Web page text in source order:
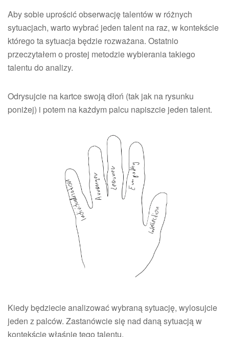
Aby sobie uprościć obserwację talentów w różnych
sytuacjach, warto wybrać jeden talent na raz, w kontekście
którego ta sytuacja będzie rozważana. Ostatnio
przeczytałem o prostej metodzie wybierania takiego
talentu do analizy.
Odrysujcie na kartce swoją dłoń (tak jak na rysunku
poniżej) i potem na każdym palcu napiszcie jeden talent.
Kiedy będziecie analizować wybraną sytuację, wylosujcie
jeden z palców. Zastanówcie się nad daną sytuacją w
kontekście właśnie tego talentu.